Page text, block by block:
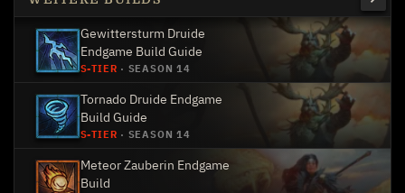
Gewittersturm Druide
Endgame Build Guide
S-TIER · SEASON 14
Tornado Druide Endgame
Build Guide
S-TIER · SEASON 14
Meteor Zauberin Endgame
Build